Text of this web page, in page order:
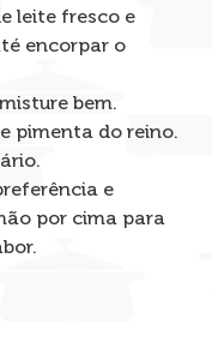
leite fresco e
encorpar o
bem.
pimenta do reino.
e
por cima para